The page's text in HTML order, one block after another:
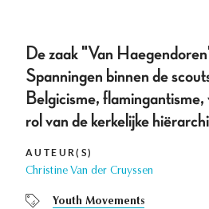
De zaak "Van
Spanningen binnen de
Belgicisme,
rol van de kerkelijke
AUTEUR(S)
Christine Van der Cruyssen
Youth Movements